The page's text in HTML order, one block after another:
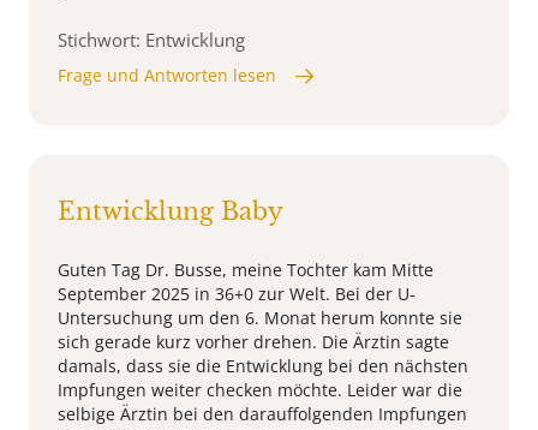
Stichwort: Entwicklung
Frage und Antworten lesen
Entwicklung Baby
Guten Tag Dr. Busse, meine Tochter kam Mitte
September 2025 in 36+0 zur Welt. Bei der U-
Untersuchung um den 6. Monat herum konnte sie
sich gerade kurz vorher drehen. Die Ärztin sagte
damals, dass sie die Entwicklung bei den nächsten
Impfungen weiter checken möchte. Leider war die
selbige Ärztin bei den darauffolgenden Impfungen